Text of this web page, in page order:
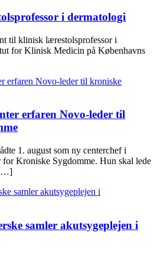
i dermatologi
til klinisk lærestolsprofessor i
for Klinisk Medicin på Københavns
erfaren Novo-leder til
1. august som ny centerchef i
for Kroniske Sygdomme. Hun skal lede
samler akutsygeplejen i